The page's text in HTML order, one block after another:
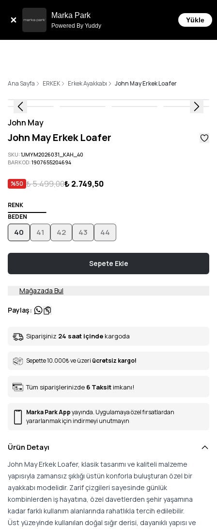
Marka Park
Powered By Yuddy
Yükle
Ana Sayfa ERKEK Erkek Ayakkabı John May Erkek Loafer
John May
John May Erkek Loafer
SKU:1JMYM2026031_KAH_40
BARKOD:1907655204694
%50 ₺ 5.499,00₺ 2.749,50
RENK
BEDEN
40 41 42 43 44
Sepete Ekle
Mağazada Bul
Paylaş:
Siparişiniz 24 saat içinde kargoda
Sepette 10.000₺ve üzeri ücretsiz kargo!
Tüm siparişlerinizde 6 Taksit imkanı!
Marka Park Appyayında. Uygulamaya özel fırsatlardan
yararlanmak için indirmeyi unutmayın
Ürün Detayı
John May Erkek Loafer, klasik tasarımı ve kaliteli malzeme
yapısıyla zamansız şıklığı üstün konforla buluşturan özel bir
ayakkabı modelidir. Zarif çizgileri sayesinde günlük
kombinlerden iş hayatına, özel davetlerden şehir yaşamına
kadar farklı kullanım alanlarında rahatlıkla tercih edilebilir.
Üst yüzeyinde kullanılan doğal sığır derisi, dayanıklı yapısı ve